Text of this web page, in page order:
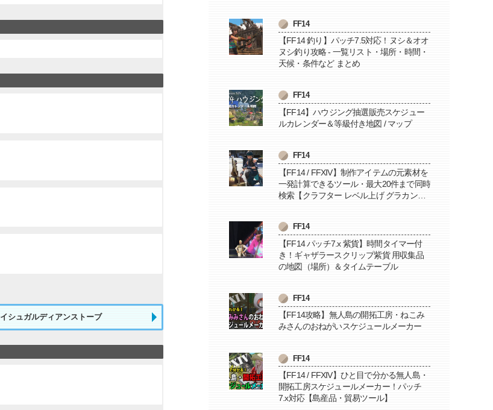
イシュガルディアンストーブ
FF14
【FF14 釣り】パッチ7.5対応！ヌシ＆オオ
ヌシ釣り攻略 - 一覧リスト・場所・時間・
天候・条件など まとめ
FF14
【FF14】ハウジング抽選販売スケジュー
ルカレンダー＆等級付き地図 / マップ
FF14
【FF14 / FFXIV】制作アイテムの元素材を
一発計算できるツール・最大20件まで同時
検索【クラフター レベル上げ グラカン納
FF14
【FF14 パッチ7.x 紫貨】時間タイマー付
き！ギャザラースクリップ紫貨 用収集品
の地図（場所）＆タイムテーブル
FF14
【FF14攻略】無人島の開拓工房・ねこみ
みさんのおねがいスケジュールメーカー
FF14
【FF14 / FFXIV】ひと目で分かる無人島・
開拓工房スケジュールメーカー！パッチ
7.x対応【島産品・貿易ツール】